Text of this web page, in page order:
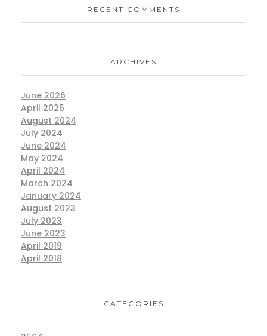
RECENT COMMENTS
ARCHIVES
June 2026
April 2025
August 2024
July 2024
June 2024
May 2024
April 2024
March 2024
January 2024
August 2023
July 2023
June 2023
April 2019
April 2018
CATEGORIES